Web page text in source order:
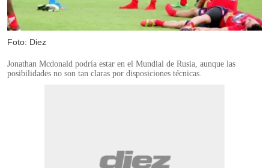
Foto: Diez
Jonathan Mcdonald podría estar en el Mundial de Rusia, aunque las
posibilidades no son tan claras por disposiciones técnicas.